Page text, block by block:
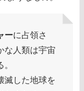
ーに占領さ
な人類は宇宙
滅した地球を